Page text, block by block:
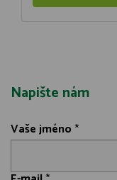
Napište nám
Vaše jméno *